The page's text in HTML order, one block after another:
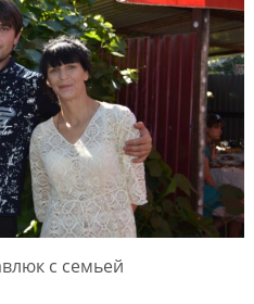
с семьей